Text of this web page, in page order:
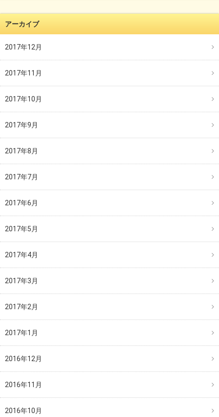
アーカイブ
2017年12月
2017年11月
2017年10月
2017年9月
2017年8月
2017年7月
2017年6月
2017年5月
2017年4月
2017年3月
2017年2月
2017年1月
2016年12月
2016年11月
2016年10月